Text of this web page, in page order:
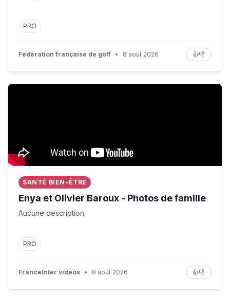
PRO
Fédération française de golf • 8 août 2026 👍👎
Enya et Olivier Baroux - Photos de famille
SANTÉ BIEN-ÊTRE
Enya et Olivier Baroux - Photos de famille
Aucune description.
PRO
FranceInter videos • 8 août 2026 👍👎